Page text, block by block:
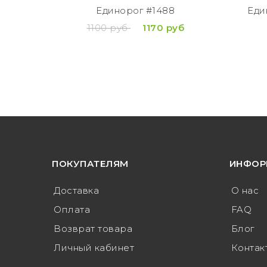
Единорог #1488
1100 руб
1170 руб
ПОКУПАТЕЛЯМ
Доставка
Оплата
Возврат товара
Личный кабинет
О нас
FAQ
Блог